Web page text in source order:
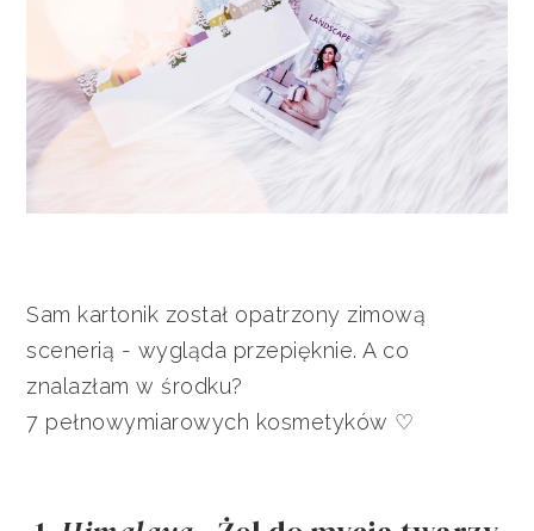
Sam kartonik został opatrzony zimową
scenerią - wygląda przepięknie. A co
znalazłam w środku?
7 pełnowymiarowych kosmetyków ♡